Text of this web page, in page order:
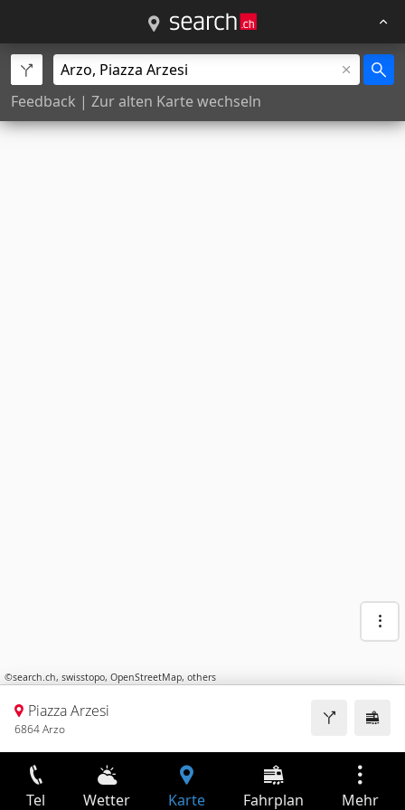
Feedback | Zur alten Karte wechseln
©search.ch, swisstopo, OpenStreetMap, others
Piazza Arzesi
6864 Arzo
Tel Wetter Karte Fahrplan Mehr